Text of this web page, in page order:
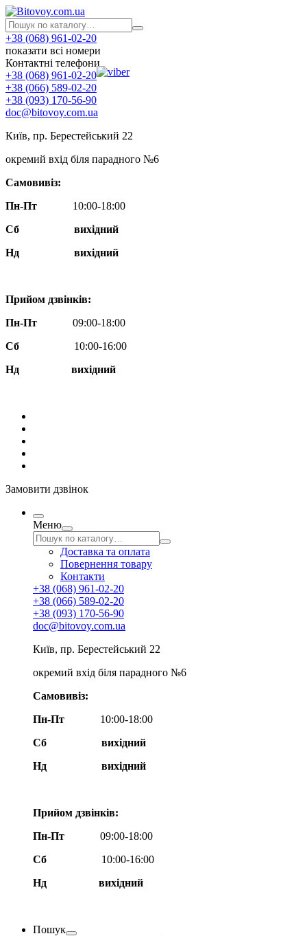
+38 (068) 961-02-20
показати всі номери
Контактні телефони
+38 (068) 961-02-20
+38 (066) 589-02-20
+38 (093) 170-56-90
doc@bitovoy.com.ua
Київ, пр. Берестейський 22
окремий вхід біля парадного №6
Самовивіз:
Пн-Пт
10:00-18:00
Сб
вихідний
Нд
вихідний
Прийом дзвінків:
Пн-Пт
09:00-18:00
Сб
10:00-16:00
Нд вихідний
Замовити дзвінок
Меню
Доставка та оплата
Повернення товару
Контакти
+38 (068) 961-02-20
+38 (066) 589-02-20
+38 (093) 170-56-90
doc@bitovoy.com.ua
Київ, пр. Берестейський 22
окремий вхід біля парадного №6
Самовивіз:
Пн-Пт
10:00-18:00
Сб
вихідний
Нд
вихідний
Прийом дзвінків:
Пн-Пт
09:00-18:00
Сб
10:00-16:00
Нд вихідний
Пошук